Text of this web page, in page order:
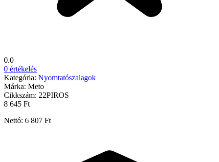
0.0
0 értékelés
Kategória: Nyomtatószalagok
Márka: Meto
Cikkszám: 22PIROS
8 645 Ft
Nettó: 6 807 Ft